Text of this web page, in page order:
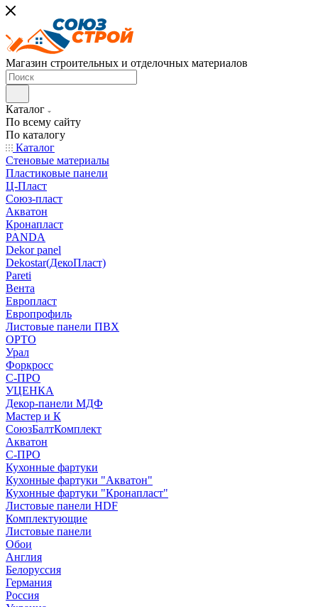
Магазин строительных и отделочных материалов
Каталог
По всему сайту
По каталогу
Каталог
Стеновые материалы
Пластиковые панели
Ц-Пласт
Союз-пласт
Акватон
Кронапласт
PANDA
Dekor panel
Dekostar(ДекоПласт)
Pareti
Вента
Европласт
Европрофиль
Листовые панели ПВХ
ОРТО
Урал
Форкросс
С-ПРО
УЦЕНКА
Декор-панели МДФ
Мастер и К
СоюзБалтКомплект
Акватон
С-ПРО
Кухонные фартуки
Кухонные фартуки "Акватон"
Кухонные фартуки "Кронапласт"
Листовые панели HDF
Комплектующие
Листовые панели
Обои
Англия
Белоруссия
Германия
Россия